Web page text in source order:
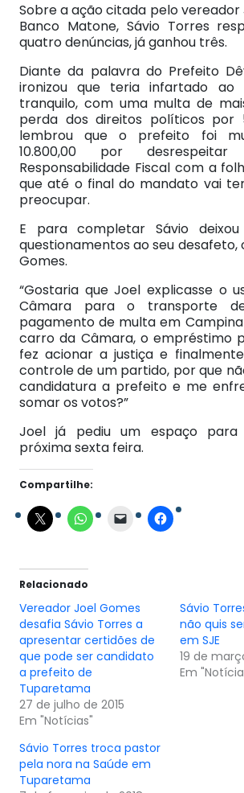
Sobre a ação citada pelo vereador
Banco Matone, Sávio Torres
quatro denúncias, já ganhou três.
Diante da palavra do Prefeito
ironizou que teria infartado ao
tranquilo, com uma multa de
perda dos direitos políticos por
lembrou que o prefeito foi
10.800,00 por
Responsabilidade Fiscal com a
que até o final do mandato vai
preocupar.
E para completar Sávio
questionamentos ao seu desafeto,
Gomes.
“Gostaria que Joel explicasse o
Câmara para o transporte
pagamento de multa em
carro da Câmara, o empréstimo
fez acionar a justiça e
controle de um partido, por que
candidatura a prefeito e me
somar os votos?”
Joel já pediu um espaço para
próxima sexta feira.
Compartilhe:
Relacionado
Vereador Joel Gomes
desafia Sávio Torres a
apresentar certidões de
que pode ser candidato
a prefeito de
Tuparetama
27 de julho de 2015
Em "Notícias"
Sávio
não quis
em SJE
19 de
Em
Sávio Torres troca pastor
pela nora na Saúde em
Tuparetama